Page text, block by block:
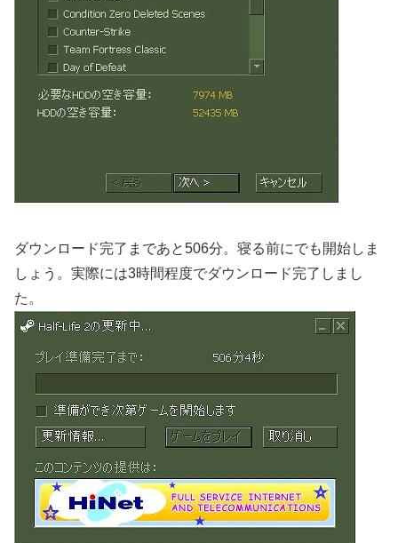
ダウンロード完了まであと506分。寝る前にでも開始しま
しょう。実際には3時間程度でダウンロード完了しまし
た。